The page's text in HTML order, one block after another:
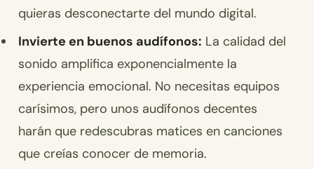
quieras desconectarte del mundo digital.
Invierte en buenos audífonos: La calidad del
sonido amplifica exponencialmente la
experiencia emocional. No necesitas equipos
carísimos, pero unos audífonos decentes
harán que redescubras matices en canciones
que creías conocer de memoria.